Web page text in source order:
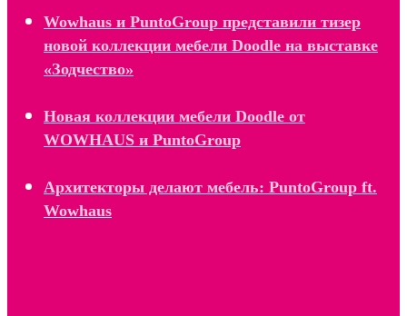
Wowhaus и PuntoGroup представили тизер
новой коллекции мебели Doodle на выставке
«Зодчество»
Новая коллекции мебели Doodle от
WOWHAUS и PuntoGroup
Архитекторы делают мебель: PuntoGroup ft.
Wowhaus